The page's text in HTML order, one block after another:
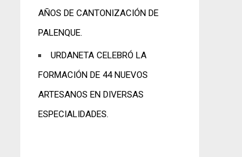
AÑOS DE CANTONIZACIÓN DE
PALENQUE.
URDANETA CELEBRÓ LA
FORMACIÓN DE 44 NUEVOS
ARTESANOS EN DIVERSAS
ESPECIALIDADES.